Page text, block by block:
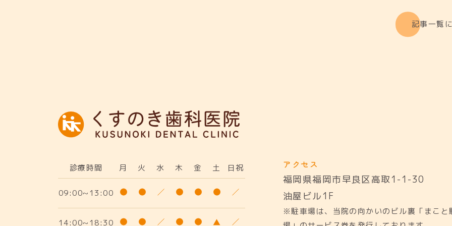
記事一覧
診療時間 月 火 水 木 金 土 日祝
09:00~13:00
14:00~18:30
アクセス
福岡県福岡市早良区高取1-1-30
油屋ビル1F
※駐車場は、当院の向かいのビル裏「まこと